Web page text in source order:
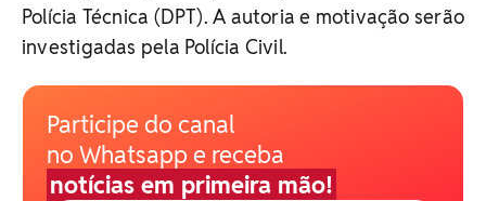
Polícia Técnica (DPT). A autoria e motivação serão
investigadas pela Polícia Civil.
Participe do canal
no Whatsapp e receba
notícias em primeira mão!